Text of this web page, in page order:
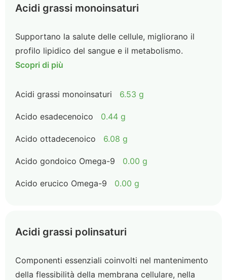
Acidi grassi monoinsaturi
Supportano la salute delle cellule, migliorano il
profilo lipidico del sangue e il metabolismo.
Scopri di più
Acidi grassi monoinsaturi 6.53 g
Acido esadecenoico 0.44 g
Acido ottadecenoico 6.08 g
Acido gondoico Omega-9 0.00 g
Acido erucico Omega-9 0.00 g
Acidi grassi polinsaturi
Componenti essenziali coinvolti nel mantenimento
della flessibilità della membrana cellulare, nella